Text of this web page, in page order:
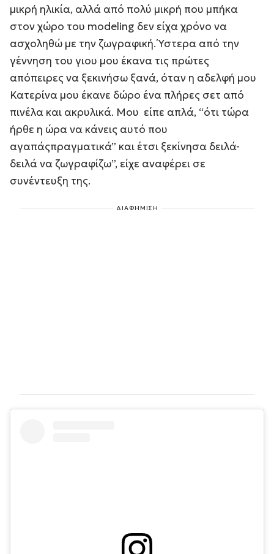
μικρή ηλικία, αλλά από πολύ μικρή που μπήκα
στον χώρο του modeling δεν είχα χρόνο να
ασχοληθώ με την ζωγραφική. Ύστερα από την
γέννηση του γιου μου έκανα τις πρώτες
απόπειρες να ξεκινήσω ξανά, όταν η αδελφή μου
Κατερίνα μου έκανε δώρο ένα πλήρες σετ από
πινέλα και ακρυλικά. Μου είπε απλά, “ότι τώρα
ήρθε η ώρα να κάνεις αυτό που
αγαπάςπραγματικά” και έτσι ξεκίνησα δειλά-
δειλά να ζωγραφίζω”, είχε αναφέρει σε
συνέντευξη της.
ΔΙΑΦΗΜΙΣΗ